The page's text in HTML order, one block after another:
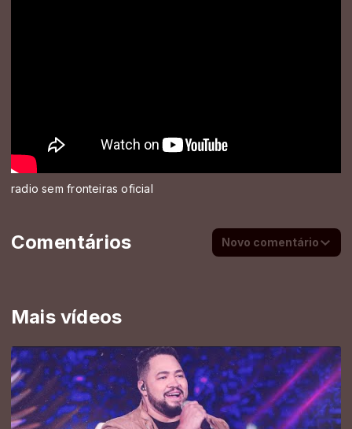
Mais vídeos
radio sem fronteiras oficial
Comentários Novo comentário